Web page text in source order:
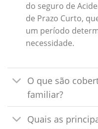
do seguro de
de Prazo Curto,
um período
necessidade.
O que são
familiar?
Quais as